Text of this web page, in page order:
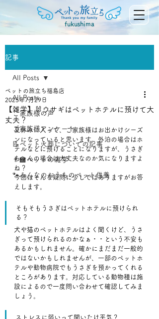
fukushima
記事
All Posts
ご家族様の声
ご家族様アンケート
📝ペット火葬についての記事
👨‍🏫ペットの雑学
🐾みんなのおうちのペット供養
All Posts
【雑学】🐰ウサギはペットホテルに預けて大
丈夫？
ペットの旅立ち福島店
2025年7月29日
夏休みに入って、ご家族様はお出かけシーズ
ンになっていると思います。外泊の場合はホ
テルなどに預けることになりますが、うさぎ
ちゃんの場合は大丈夫なのか気になりますよ
ね？
今回はそんな疑問に少しではありますがお答
えします。
そもそもうさぎはペットホテルに預けられ
る？
犬や猫のペットホテルはよく聞くけど、うさ
ぎって預けられるのかなぁ・・という不安も
あるかもしれません。確かにまだまだ一般的
ではないかもしれませんが、一部のペットホ
テルや動物病院でもうさぎを預かってくれる
ところがあります。対応している動物種は施
設によるので一度問い合わせて確認してみま
しょう。
ストレスに弱いって聞いたけ平気？